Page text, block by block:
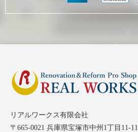
リアルワークス有限会社
〒665-0021 兵庫県宝塚市中州1丁目11-11